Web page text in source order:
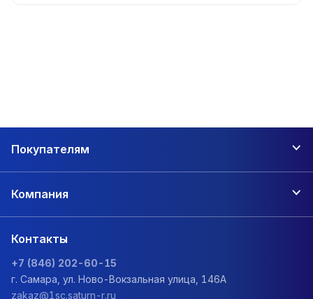
Покупателям
Компания
Контакты
+7 (846) 202-60-15
г. Самара, ул. Ново-Вокзальная улица, 146А
zakaz@1sc.saturn-r.ru